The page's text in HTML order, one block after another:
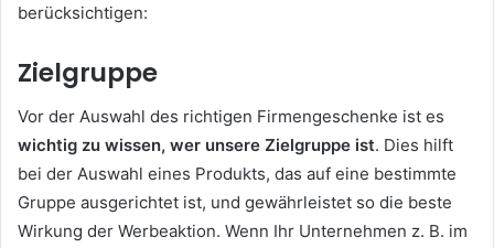
berücksichtigen:
Zielgruppe
Vor der Auswahl des richtigen Firmengeschenke ist es
wichtig zu wissen, wer unsere Zielgruppe ist. Dies hilft
bei der Auswahl eines Produkts, das auf eine bestimmte
Gruppe ausgerichtet ist, und gewährleistet so die beste
Wirkung der Werbeaktion. Wenn Ihr Unternehmen z. B. im